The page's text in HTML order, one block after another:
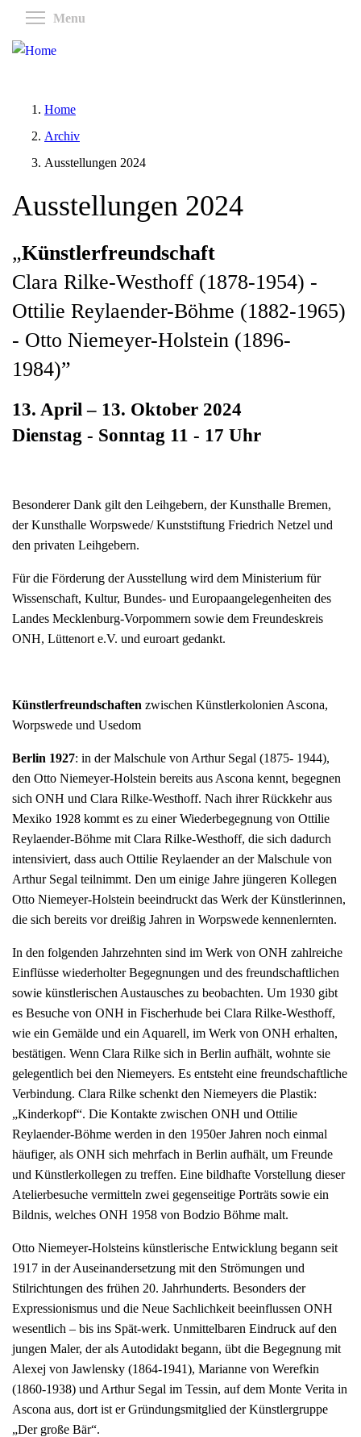
main
Menu
Home
Archiv
Ausstellungen 2024
Ausstellungen 2024
„Künstlerfreundschaft
Clara Rilke-Westhoff (1878-1954) -
Ottilie Reylaender-Böhme (1882-1965)
- Otto Niemeyer-Holstein (1896-
1984)”
13. April – 13. Oktober 2024
Dienstag - Sonntag 11 - 17 Uhr
Besonderer Dank gilt den Leihgebern, der Kunsthalle Bremen,
der Kunsthalle Worpswede/ Kunststiftung Friedrich Netzel und
den privaten Leihgebern.
Für die Förderung der Ausstellung wird dem Ministerium für
Wissenschaft, Kultur, Bundes- und Europaangelegenheiten des
Landes Mecklenburg-Vorpommern sowie dem Freundeskreis
ONH, Lüttenort e.V. und euroart gedankt.
Künstlerfreundschaften zwischen Künstlerkolonien Ascona,
Worpswede und Usedom
Berlin 1927: in der Malschule von Arthur Segal (1875- 1944),
den Otto Niemeyer-Holstein bereits aus Ascona kennt, begegnen
sich ONH und Clara Rilke-Westhoff. Nach ihrer Rückkehr aus
Mexiko 1928 kommt es zu einer Wiederbegegnung von Ottilie
Reylaender-Böhme mit Clara Rilke-Westhoff, die sich dadurch
intensiviert, dass auch Ottilie Reylaender an der Malschule von
Arthur Segal teilnimmt. Den um einige Jahre jüngeren Kollegen
Otto Niemeyer-Holstein beeindruckt das Werk der Künstlerinnen,
die sich bereits vor dreißig Jahren in Worpswede kennenlernten.
In den folgenden Jahrzehnten sind im Werk von ONH zahlreiche
Einflüsse wiederholter Begegnungen und des freundschaftlichen
sowie künstlerischen Austausches zu beobachten. Um 1930 gibt
es Besuche von ONH in Fischerhude bei Clara Rilke-Westhoff,
wie ein Gemälde und ein Aquarell, im Werk von ONH erhalten,
bestätigen. Wenn Clara Rilke sich in Berlin aufhält, wohnte sie
gelegentlich bei den Niemeyers. Es entsteht eine freundschaftliche
Verbindung. Clara Rilke schenkt den Niemeyers die Plastik:
„Kinderkopf“. Die Kontakte zwischen ONH und Ottilie
Reylaender-Böhme werden in den 1950er Jahren noch einmal
häufiger, als ONH sich mehrfach in Berlin aufhält, um Freunde
und Künstlerkollegen zu treffen. Eine bildhafte Vorstellung dieser
Atelierbesuche vermitteln zwei gegenseitige Porträts sowie ein
Bildnis, welches ONH 1958 von Bodzio Böhme malt.
Otto Niemeyer-Holsteins künstlerische Entwicklung begann seit
1917 in der Auseinandersetzung mit den Strömungen und
Stilrichtungen des frühen 20. Jahrhunderts. Besonders der
Expressionismus und die Neue Sachlichkeit beeinflussen ONH
wesentlich – bis ins Spät-werk. Unmittelbaren Eindruck auf den
jungen Maler, der als Autodidakt begann, übt die Begegnung mit
Alexej von Jawlensky (1864-1941), Marianne von Werefkin
(1860-1938) und Arthur Segal im Tessin, auf dem Monte Verita in
Ascona aus, dort ist er Gründungsmitglied der Künstlergruppe
„Der große Bär“.